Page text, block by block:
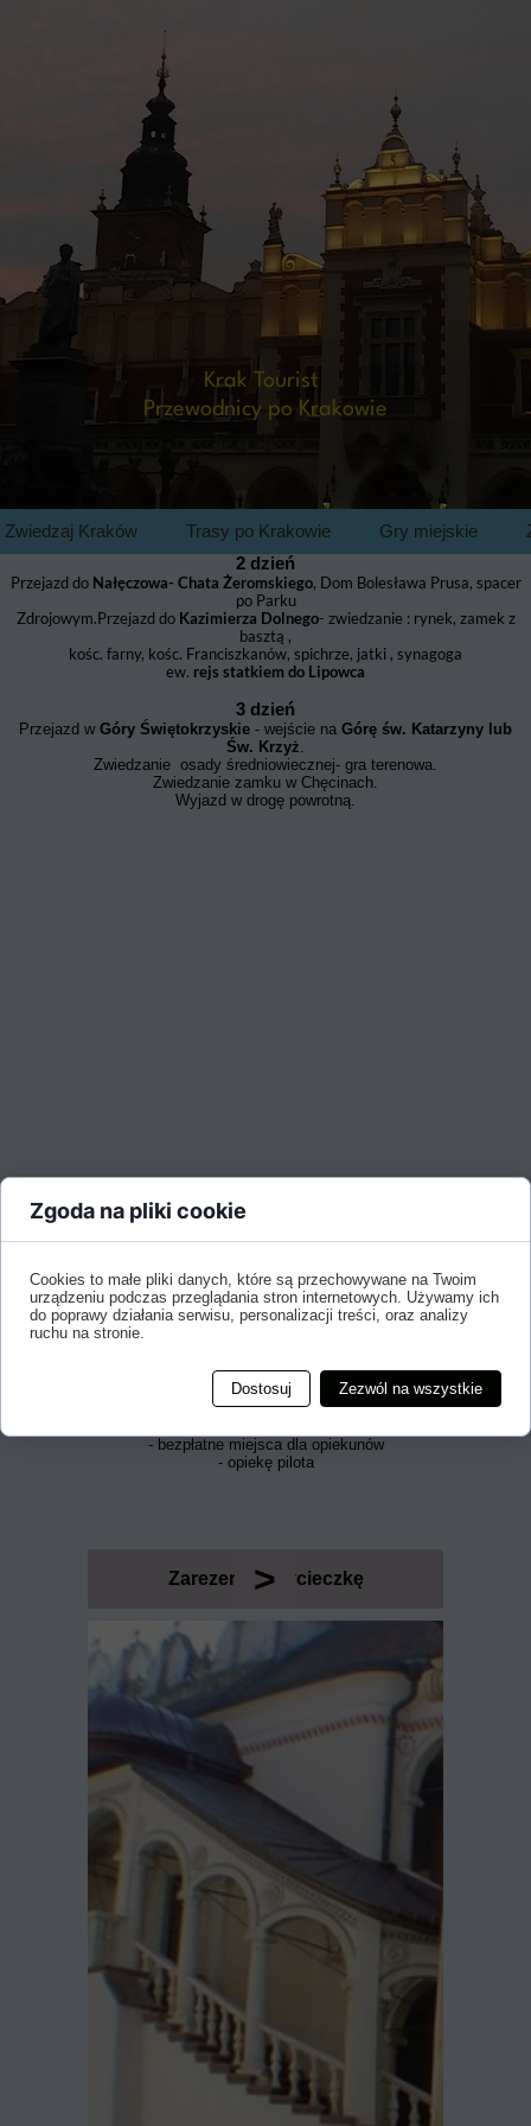
Zwiedzaj Kraków Trasy po Krakowie Gry miejskie
Krak Tourist
Przewodnicy po Krakowie
>
Zarezerwuj wycieczkę
Świadczenia: Cena nie zawiera:
- transport autokarem - biletów wstępu
- 1 nocleg w pokojach
2 - 4 osobowych z łazienkami
- 1 śniadanie, 1 obiadokolacja
- bezpłatne miejsca dla opiekunów
- opiekę pilota
Sandomierz - Baranów - Kazimierz Dolny 2 dni
Spotkanie uczestników z przedstawicielem Biura Krak Tourist.
podziemna trasa,Dom Jana Długosza, kosc. św. Jakuba, katedra Narodzenia
NMP, zwiedzanie Wąwozu Królowej Jadwigii
2 dzień
Przejazd doNałęczowa- Chata Żeromskiego, Dom Bolesława Prusa, spacer
po Parku
Zdrojowym.Przejazd doKazimierza Dolnego- zwiedzanie : rynek, zamek z
basztą ,
kośc. farny, kośc. Franciszkanów, spichrze, jatki , synagoga
ew. rejs statkiem do Lipowca
3 dzień
Przejazd w Góry Świętokrzyskie - wejście na Górę św. Katarzyny lub
Św. Krzyż.
Zwiedzanie osady średniowiecznej- gra terenowa.
Zwiedzanie zamku w Chęcinach.
Wyjazd w drogę powrotną.
Zgoda na pliki cookie
Cookies to małe pliki danych, które są przechowywane na Twoim
urządzeniu podczas przeglądania stron internetowych. Używamy ich
do poprawy działania serwisu, personalizacji treści, oraz analizy
ruchu na stronie.
Dostosuj Zezwól na wszystkie